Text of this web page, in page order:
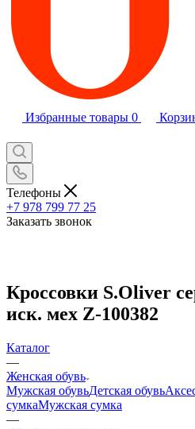
Избранные товары 0
Телефоны
+7 978 799 77 25
Заказать звонок
Кроссовки S.Oliver
иск. мех Z-100382
Каталог
—
Женская обувь
Мужская обувьДетская обувь
сумкаМужская сумка
—